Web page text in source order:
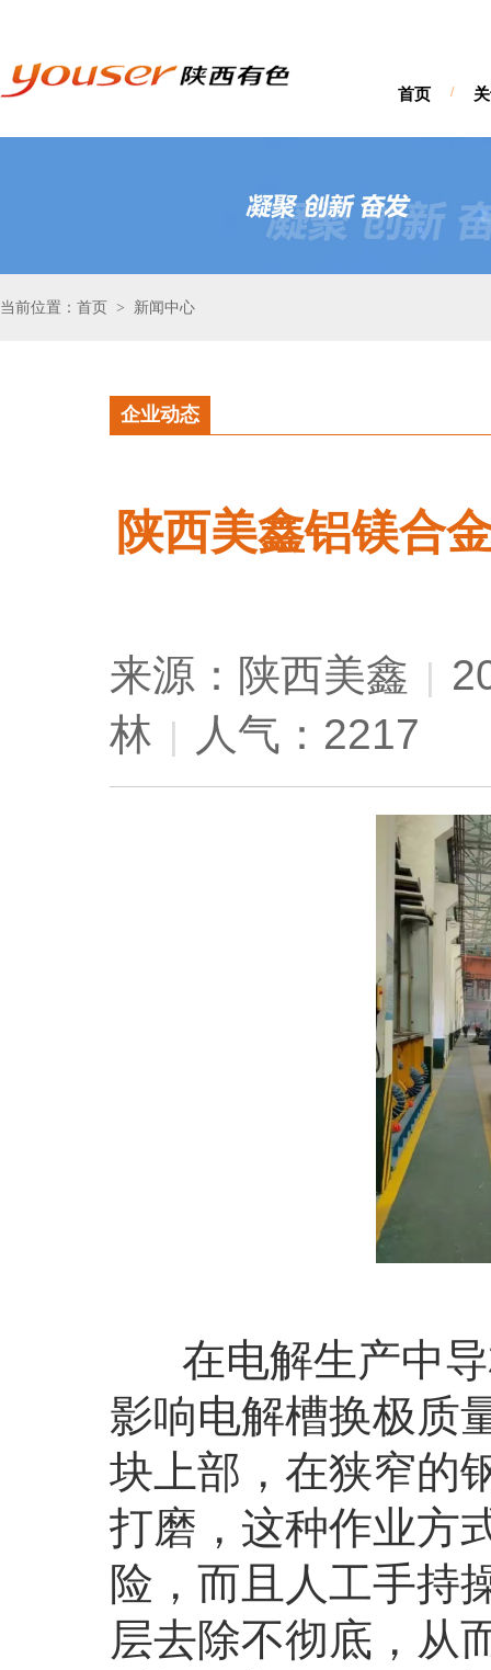
首页 /
当前位置：首页 > 新闻中心
企业动态
陕西美鑫铝镁合
来源：陕西美鑫 |
林 | 人气：2217
在电解生产中导
影响电解槽换极质
块上部，在狭窄的
打磨，这种作业方
险，而且人工手持
层去除不彻底，从